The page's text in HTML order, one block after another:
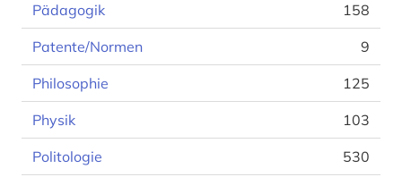
Pädagogik 158
Patente/Normen 9
Philosophie 125
Physik 103
Politologie 530